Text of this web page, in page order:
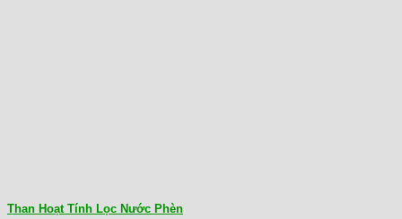
Than Hoạt Tính Lọc Nước Phèn